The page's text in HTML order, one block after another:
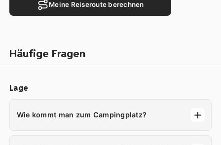
Meine Reiseroute berechnen
Häufige Fragen
Lage
Wie kommt man zum Campingplatz?